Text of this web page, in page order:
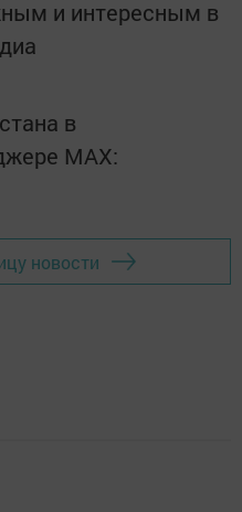
и интересным в
в
MАХ:
новости